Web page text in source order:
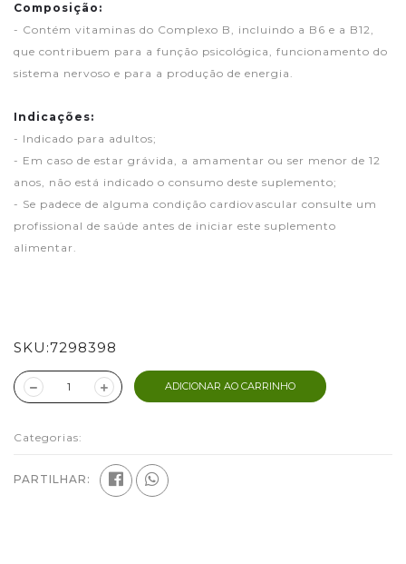
Composição:
- Contém vitaminas do Complexo B, incluindo a B6 e a B12,
que contribuem para a função psicológica, funcionamento do
sistema nervoso e para a produção de energia.
Indicações:
- Indicado para adultos;
- Em caso de estar grávida, a amamentar ou ser menor de 12
anos, não está indicado o consumo deste suplemento;
- Se padece de alguma condição cardiovascular consulte um
profissional de saúde antes de iniciar este suplemento
alimentar.
SKU:7298398
ADICIONAR AO CARRINHO
Categorias:
PARTILHAR: